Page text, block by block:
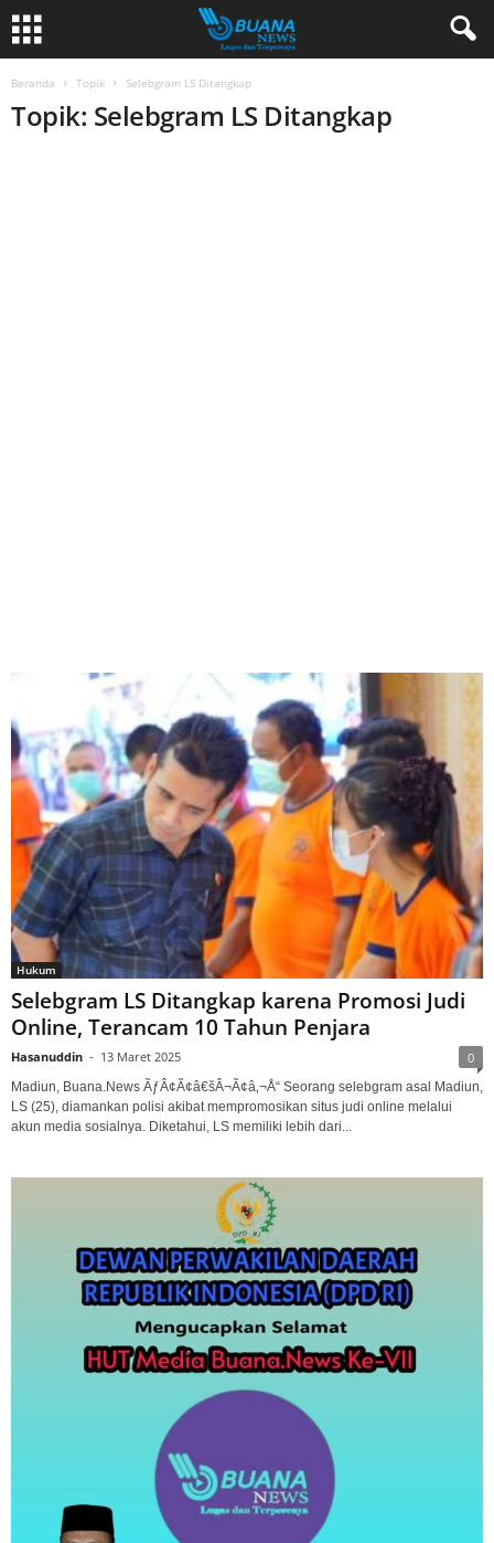
Beranda Topik Selebgram LS Ditangkap
Topik: Selebgram LS Ditangkap
Hukum
Selebgram LS Ditangkap karena Promosi Judi
Online, Terancam 10 Tahun Penjara
Hasanuddin - 13 Maret 2025 0
Madiun, Buana.News ÃƒÂ¢Ã¢â€šÂ¬Ã¢â‚¬Å“ Seorang selebgram asal Madiun,
LS (25), diamankan polisi akibat mempromosikan situs judi online melalui
akun media sosialnya. Diketahui, LS memiliki lebih dari...